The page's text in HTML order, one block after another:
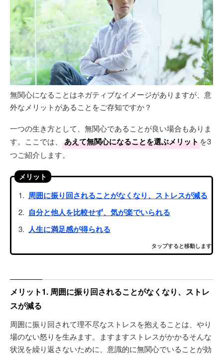
無関心になることはネガティブなイメージがありますが、意
外なメリットがあることをご存知ですか？
一つの生き方として、無関心であることが良い場合もありま
す。ここでは、
あえて無関心になることを選ぶメリットを3
つご紹介します。
メリット
周囲に振り回されることがなくなり、ストレスが減る
自分と他人を比較せず、気が楽でいられる
人生に満足感が得られる
タップすると移動します
メリット1. 周囲に振り回されることがなくなり、ストレ
スが減る
周囲に振り回されて理不尽なストレスを抱えることは、やり
場のない怒りを生みます。ますますストレスがかかるそんな
状況を繰り返さないために、意識的に無関心でいることが効